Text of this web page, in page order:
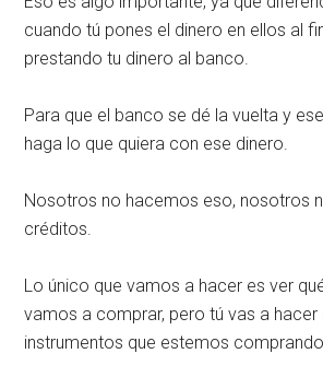
cuando tú pones el dinero en ellos al
prestando tu dinero al banco.
Para que el banco se dé la vuelta y
haga lo que quiera con ese dinero.
Nosotros no hacemos eso, nosotros
créditos.
Lo único que vamos a hacer es ver
vamos a comprar, pero tú vas a hacer
instrumentos que estemos